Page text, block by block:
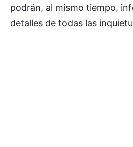
podrán, al mismo tiempo,
detalles de todas las